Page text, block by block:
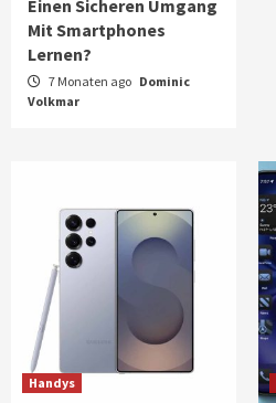
Einen Sicheren Umgang
Mit Smartphones
Lernen?
7 Monaten ago Dominic
Volkmar
Handys